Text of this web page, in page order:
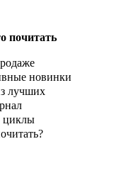
почитать
новинки
лучших